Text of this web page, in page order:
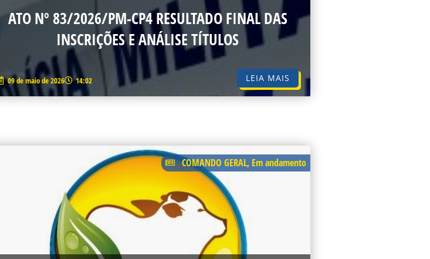
ATO Nº 83/2026/PM-CP4 RESULTADO FINAL DAS
INSCRIÇÕES E ANÁLISE TÍTULOS
09 de maio de 2026 14:02 LEIA MAIS
COMANDO GERAL, Em andamento